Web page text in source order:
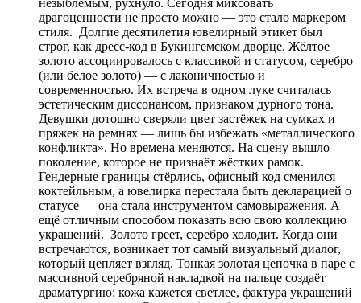
незыблемым, рухнуло. Сегодня миксовать
драгоценности не просто можно — это стало маркером
стиля. Долгие десятилетия ювелирный этикет был
строг, как дресс-код в Букингемском дворце. Жёлтое
золото ассоциировалось с классикой и статусом, серебро
(или белое золото) — с лаконичностью и
современностью. Их встреча в одном луке считалась
эстетическим диссонансом, признаком дурного тона.
Девушки дотошно сверяли цвет застёжек на сумках и
пряжек на ремнях — лишь бы избежать «металлического
конфликта». Но времена меняются. На сцену вышло
поколение, которое не признаёт жёстких рамок.
Гендерные границы стёрлись, офисный код сменился
коктейльным, а ювелирка перестала быть декларацией о
статусе — она стала инструментом самовыражения. А
ещё отличным способом показать всю свою коллекцию
украшений. Золото греет, серебро холодит. Когда они
встречаются, возникает тот самый визуальный диалог,
который цепляет взгляд. Тонкая золотая цепочка в паре с
массивной серебряной накладкой на пальце создаёт
драматургию: кожа кажется светлее, фактура украшений